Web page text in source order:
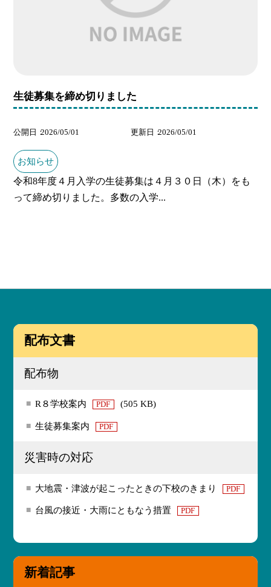
生徒募集を締め切りました
公開日 2026/05/01 更新日 2026/05/01
お知らせ
令和8年度４月入学の生徒募集は４月３０日（木）をも
って締め切りました。多数の入学...
配布文書
配布物
R８学校案内 PDF (505 KB)
生徒募集案内 PDF
災害時の対応
大地震・津波が起こったときの下校のきまり PDF
台風の接近・大雨にともなう措置 PDF
新着記事